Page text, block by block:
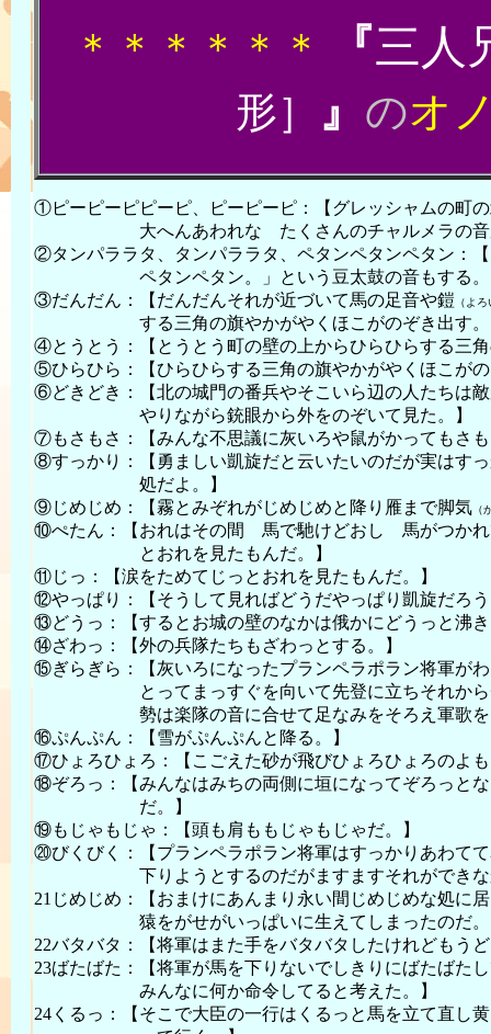
＊＊＊＊＊＊ 『三人
形］ 』 のオ
①ピーピーピピーピ、ピーピーピ：【グレッシャムの町
大へんあわれな たくさんのチャルメラの音が
②タンパララタ、タンパララタ、ペタンペタンペタン：
ペタンペタン。」という豆太鼓の音もする。
③だんだん：【だんだんそれが近づいて馬の足音や鎧 （よ
する三角の旗やかがやくほこがのぞき出す。
④とうとう：【とうとう町の壁の上からひらひらする三
⑤ひらひら：【ひらひらする三角の旗やかがやくほこが
⑥どきどき：【北の城門の番兵やそこいら辺の人たちは
やりながら銃眼から外をのぞいて見た。】
⑦もさもさ：【みんな不思議に灰いろや鼠がかってもさ
⑧すっかり：【勇ましい凱旋だと云いたいのだが実はす
処だよ。】
⑨じめじめ：【霧とみぞれがじめじめと降り雁まで脚気 （
⑩ぺたん：【おれはその間 馬で馳けどおし 馬がつか
とおれを見たもんだ。】
⑪じっ：【涙をためてじっとおれを見たもんだ。】
⑫やっぱり：【そうして見ればどうだやっぱり凱旋だろ
⑬どうっ：【するとお城の壁のなかは俄かにどうっと沸
⑭ざわっ：【外の兵隊たちもざわっとする。】
⑮ぎらぎら：【灰いろになったプランペラポラン将軍が
とってまっすぐを向いて先登に立ちそれからチ
勢は楽隊の音に合せて足なみをそろえ軍歌をう
⑯ぷんぷん：【雪がぷんぷんと降る。】
⑰ひょろひょろ：【こごえた砂が飛びひょろひょろのよ
⑱ぞろっ：【みんなはみちの両側に垣になってぞろっと
だ。】
⑲もじゃもじゃ：【頭も肩ももじゃもじゃだ。】
⑳びくびく：【プランペラポラン将軍はすっかりあわて
下りようとするのだがますますそれができな
21じめじめ：【おまけにあんまり永い間じめじめな処に
猿をがせがいっぱいに生えてしまったのだ。
22バタバタ：【将軍はまた手をバタバタしたけれどもう
23ばたばた：【将軍が馬を下りないでしきりにばたばた
みんなに何か命令してると考えた。】
24くるっ：【そこで大臣の一行はくるっと馬を立て直し